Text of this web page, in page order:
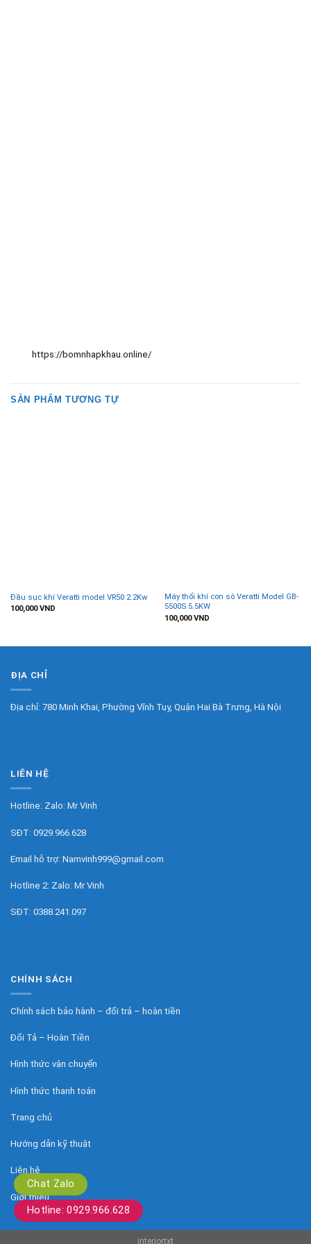
https://bomnhapkhau.online/
SẢN PHẨM TƯƠNG TỰ
Đầu sục khí Veratti model VR50 2.2Kw
100,000VND
Máy thổi khí con sò Veratti Model GB-
5500S 5.5KW
100,000VND
Chat Zalo
Hotline: 0929.966.628
ĐỊA CHỈ
Địa chỉ: 780 Minh Khai, Phường Vĩnh Tuy, Quận Hai Bà Trưng, Hà Nội
LIÊN HỆ
Hotline: Zalo: Mr Vinh
SĐT: 0929.966.628
Email hỗ trợ: Namvinh999@gmail.com
Hotline 2: Zalo: Mr Vinh
SĐT: 0388.241.097
CHÍNH SÁCH
Chính sách bảo hành – đổi trả – hoàn tiền
Đổi Tả – Hoàn Tiền
Hình thức vận chuyển
Hình thức thanh toán
Trang chủ
Hướng dẫn kỹ thuật
Liên hệ
Giới thiệu
interiortxt